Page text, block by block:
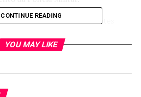
iniciando a divisões de lotes
conversaram com os ocupantes e
documentação que comprova a
CONTINUE READING
YOU MAY LIKE